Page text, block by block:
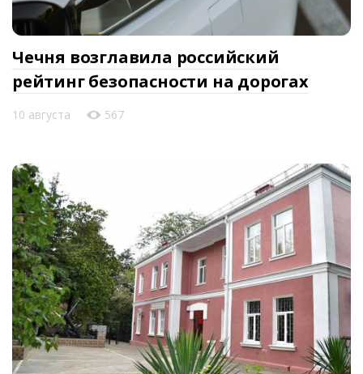
Чечня возглавила российский
рейтинг безопасности на дорогах
10 августа 567